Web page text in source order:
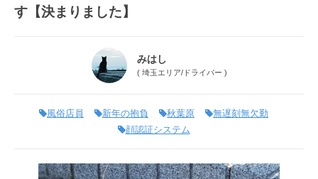
す【決まりました】
みはし
( 埼玉エリア/ドライバー )
風俗店員 新年の抱負 秋葉原
無遅刻無欠勤
顔認証システム